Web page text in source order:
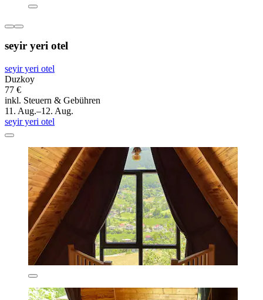
seyir yeri otel
seyir yeri otel
Duzkoy
77 €
inkl. Steuern & Gebühren
11. Aug.–12. Aug.
seyir yeri otel